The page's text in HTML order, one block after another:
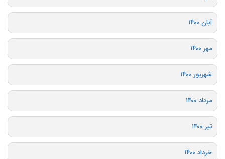
آبان ۱۴۰۰
مهر ۱۴۰۰
شهریور ۱۴۰۰
مرداد ۱۴۰۰
تیر ۱۴۰۰
خرداد ۱۴۰۰